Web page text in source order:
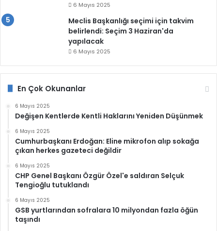
6 Mayıs 2025
Meclis Başkanlığı seçimi için takvim
belirlendi: Seçim 3 Haziran'da
yapılacak
6 Mayıs 2025
En Çok Okunanlar
6 Mayıs 2025
Değişen Kentlerde Kentli Haklarını Yeniden Düşünmek
6 Mayıs 2025
Cumhurbaşkanı Erdoğan: Eline mikrofon alıp sokağa
çıkan herkes gazeteci değildir
6 Mayıs 2025
CHP Genel Başkanı Özgür Özel'e saldıran Selçuk
Tengioğlu tutuklandı
6 Mayıs 2025
GSB yurtlarından sofralara 10 milyondan fazla öğün
taşındı